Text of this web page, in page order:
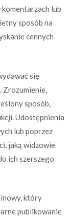
komentarzach lub
sposób na
cennych
się
sposób,
Udostępnienia
lub poprzez
jaką widzowie
ich szerszego
który
publikowanie